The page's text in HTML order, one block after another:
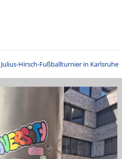
Julius-Hirsch-Fußballturnier in Karlsruhe